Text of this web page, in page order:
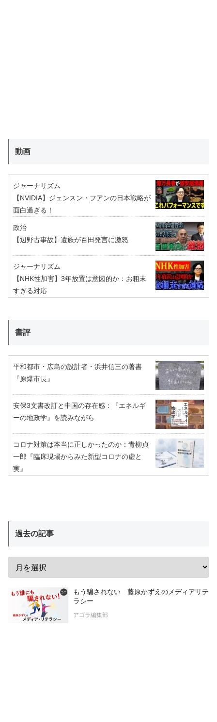
動画
ジャーナリズム
【NVIDIA】ジェンスン・フアンの日本戦略が
面白過ぎる！
政治
【辺野古事故】遺族が百田発言に激怒
ジャーナリズム
【NHK性加害】3年放置は意図的か：お粗末
すぎる対応
書評
平和都市・広島の設計者・浜井信三の著書
『原爆市長』
安保3文書改訂と中国の存在感：『エネルギ
ーの地政学』を読みながら
コロナ対策は本当に正しかったのか：青柳貞
一郎『臨床現場からみた新型コロナの虚と
実』
過去の記事
もう騙されない 藤原かずえのメディアリテ
ラシー
アゴラ編集部